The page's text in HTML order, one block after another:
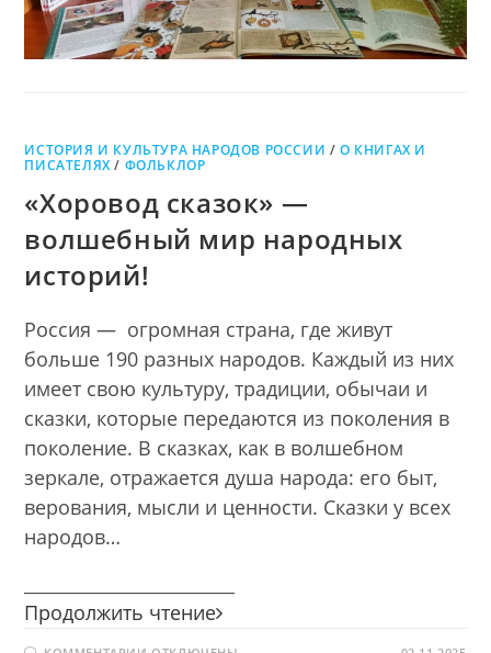
ИСТОРИЯ И КУЛЬТУРА НАРОДОВ РОССИИ /О КНИГАХ И
ПИСАТЕЛЯХ/ ФОЛЬКЛОР
«Хоровод сказок» —
волшебный мир народных
историй!
Россия — огромная страна, где живут
больше 190 разных народов. Каждый из них
имеет свою культуру, традиции, обычаи и
сказки, которые передаются из поколения в
поколение. В сказках, как в волшебном
зеркале, отражается душа народа: его быт,
верования, мысли и ценности. Сказки у всех
народов…
Продолжить чтение «Хоровод